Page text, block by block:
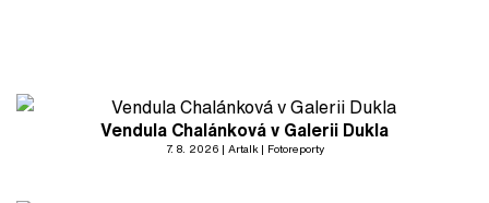
Vendula Chalánková v Galerii Dukla
7. 8. 2026 Artalk Fotoreporty